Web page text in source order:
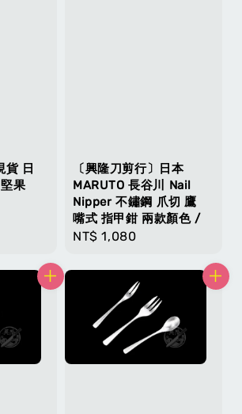
貨 日
果
〔興隆刀剪行〕日本
MARUTO 長谷川 Nail
Nipper 不鏽鋼 爪切 鷹
嘴式 指甲鉗 兩款顏色 /
Regular
NT$ 1,080